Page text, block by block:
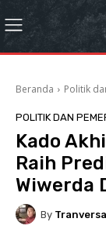
Beranda Politik
POLITIK DAN
Kado
Raih
Wiwerda
By